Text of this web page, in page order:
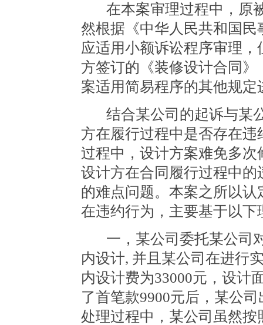
在本案审理过程中，原
然根据《中华人民共和国
应适用小额诉讼程序审理
方签订的《装修设计合同》
案适用简易程序的其他规定
结合某公司的起诉与某
方在履行过程中是否存在
过程中，设计方案难免多
设计方在合同履行过程中
的难点问题。本案之所以
在违约行为，主要基于以下
一，某公司委托某公司
内设计, 并且某公司在进行
内设计费为33000元，设计
了首笔款9900元后，某公
处理过程中，某公司虽然